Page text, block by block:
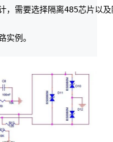
，需要选择隔离485芯片以